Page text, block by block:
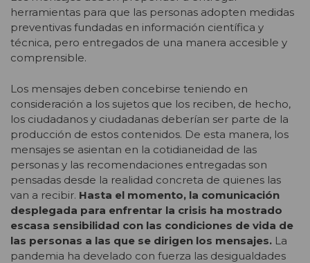
herramientas para que las personas adopten medidas
preventivas fundadas en información científica y
técnica, pero entregados de una manera accesible y
comprensible.
Los mensajes deben concebirse teniendo en
consideración a los sujetos que los reciben, de hecho,
los ciudadanos y ciudadanas deberían ser parte de la
producción de estos contenidos. De esta manera, los
mensajes se asientan en la cotidianeidad de las
personas y las recomendaciones entregadas son
pensadas desde la realidad concreta de quienes las
van a recibir. Hasta el momento, la comunicación
desplegada para enfrentar la crisis ha mostrado
escasa sensibilidad con las condiciones de vida de
las personas a las que se dirigen los mensajes. La
pandemia ha develado con fuerza las desigualdades